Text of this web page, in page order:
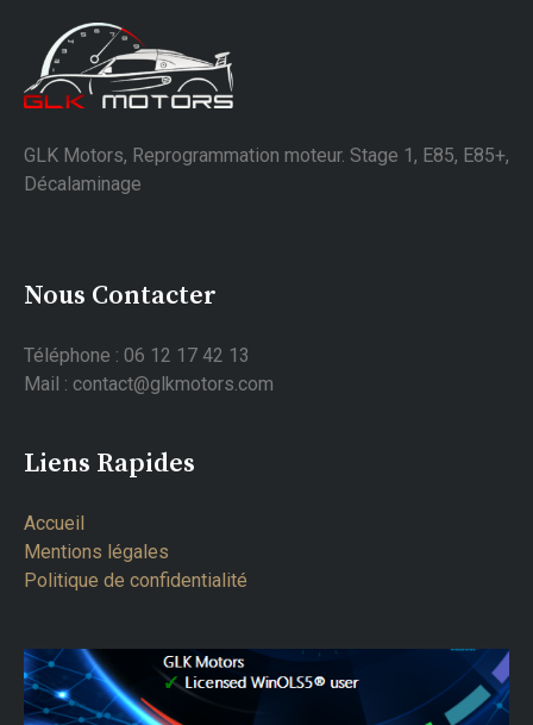
GLK Motors, Reprogrammation moteur. Stage 1, E85, E85+,
Décalaminage
Nous Contacter
Téléphone : 06 12 17 42 13
Mail : contact@glkmotors.com
Liens Rapides
Accueil
Mentions légales
Politique de confidentialité